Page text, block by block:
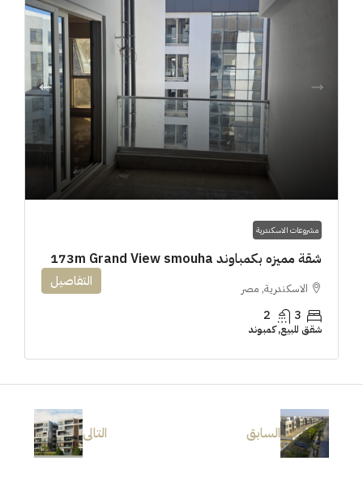
مشروعات الاسكندرية
شقة مميزه بكمباوند 173m Grand View smouha
الاسكندرية, مصر
3
2
شقق للبيع, كمبوند
التفاصيل
السابق التالى